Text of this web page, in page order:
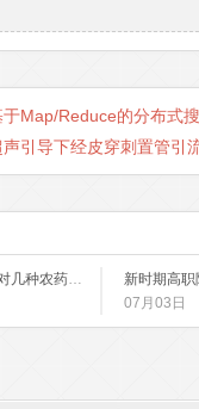
于Map/Reduce的分布式
声引导下经皮穿刺置管引
07月03日